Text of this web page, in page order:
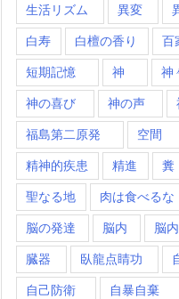
生活リズム 異変
白寿 白檀の香り 百
短期記憶 神 神
神の喜び 神の声
福島第二原発 空間
精神的疾患 精進 糞
聖なる地 肉は食べるな
脳の発達 脳内 脳
臓器 臥龍点睛功
自己防衛 自暴自棄